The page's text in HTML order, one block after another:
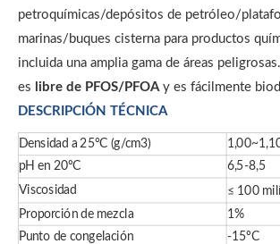
petroquímicas/depósitos de petróleo/
marinas/buques cisterna para productos
incluida una amplia gama de áreas
es libre de PFOS/PFOAy es fácilmente
DESCRIPCIÓN TÉCNICA
Densidad a 25°C (g/cm3)
pH en 20ºC 6,5-8,5
Viscosidad ≤ 100
Proporción de mezcla
1%
Punto de congelación
-15ºC